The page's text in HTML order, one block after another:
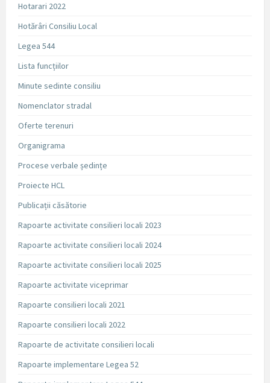
Hotarari 2022
Hotărâri Consiliu Local
Legea 544
Lista funcțiilor
Minute sedinte consiliu
Nomenclator stradal
Oferte terenuri
Organigrama
Procese verbale ședințe
Proiecte HCL
Publicații căsătorie
Rapoarte activitate consilieri locali 2023
Rapoarte activitate consilieri locali 2024
Rapoarte activitate consilieri locali 2025
Rapoarte activitate viceprimar
Rapoarte consilieri locali 2021
Rapoarte consilieri locali 2022
Rapoarte de activitate consilieri locali
Rapoarte implementare Legea 52